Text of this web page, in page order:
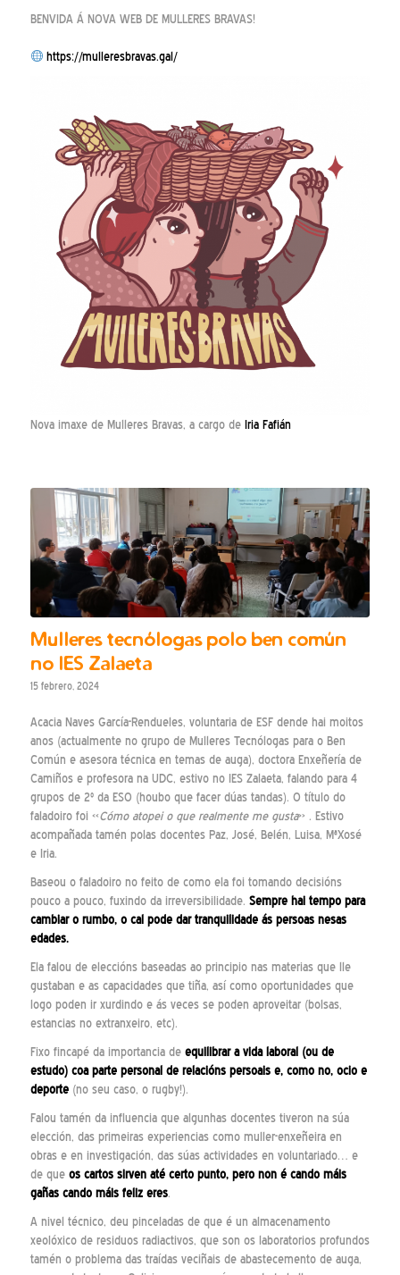
BENVIDA Á NOVA WEB DE MULLERES BRAVAS!
https://mulleresbravas.gal/
Nova imaxe de Mulleres Bravas, a cargo de Iria Fafián
Mulleres tecnólogas polo ben común
no IES Zalaeta
15 febrero, 2024
Acacia Naves García-Rendueles, voluntaria de ESF dende hai moitos
anos (actualmente no grupo de Mulleres Tecnólogas para o Ben
Común e asesora técnica en temas de auga), doctora Enxeñería de
Camiños e profesora na UDC, estivo no IES Zalaeta, falando para 4
grupos de 2º da ESO (houbo que facer dúas tandas). O título do
faladoiro foi «Cómo atopei o que realmente me gusta» . Estivo
acompañada tamén polas docentes Paz, José, Belén, Luisa, MªXosé
e Iria.
Baseou o faladoiro no feito de como ela foi tomando decisións
pouco a pouco, fuxindo da irreversibilidade. Sempre hai tempo para
cambiar o rumbo, o cal pode dar tranquilidade ás persoas nesas
edades.
Ela falou de eleccións baseadas ao principio nas materias que lle
gustaban e as capacidades que tiña, así como oportunidades que
logo poden ir xurdindo e ás veces se poden aproveitar (bolsas,
estancias no extranxeiro, etc).
Fixo fincapé da importancia de equilibrar a vida laboral (ou de
estudo) coa parte personal de relacións persoais e, como no, ocio e
deporte(no seu caso, o rugby!).
Falou tamén da influencia que algunhas docentes tiveron na súa
elección, das primeiras experiencias como muller-enxeñeira en
obras e en investigación, das súas actividades en voluntariado… e
de que os cartos sirven até certo punto, pero non é cando máis
gañas cando máis feliz eres.
A nivel técnico, deu pinceladas de que é un almacenamento
xeolóxico de residuos radiactivos, que son os laboratorios profundos
tamén o problema das traídas veciñais de abastecemento de auga,